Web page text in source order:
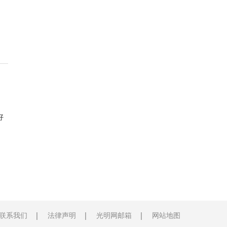
系我们 法律声明 光明网邮箱 网站地图